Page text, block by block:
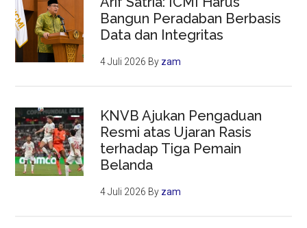
Bangun Peradaban Berbasis
Data dan Integritas
4 Juli 2026 By zam
KNVB Ajukan Pengaduan
Resmi atas Ujaran Rasis
terhadap Tiga Pemain
Belanda
4 Juli 2026 By zam